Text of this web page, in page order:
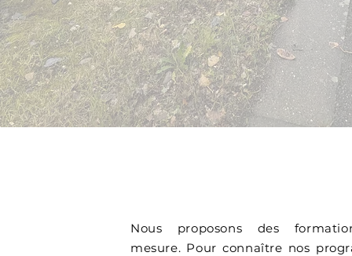
Nous proposons des
mesure. Pour connaître nos